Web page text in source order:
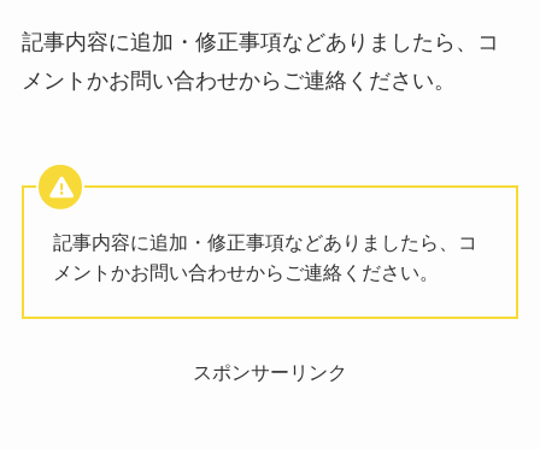
記事内容に追加・修正事項などありましたら、コ
メントかお問い合わせからご連絡ください。
記事内容に追加・修正事項などありましたら、コ
メントかお問い合わせからご連絡ください。
スポンサーリンク